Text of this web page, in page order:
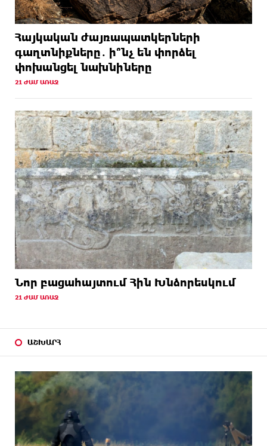
Հայկական ժայռապատկերների
գաղտնիքները․ ի՞նչ են փորձել
փոխանցել նախնիները
21 ԺԱՄ ԱՌԱՋ
Նոր բացահայտում Հին Խնձորեսկում
21 ԺԱՄ ԱՌԱՋ
ԱՇԽԱՐՀ